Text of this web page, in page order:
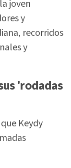
joven
y
recorridos
y
'rodadas
Keydy